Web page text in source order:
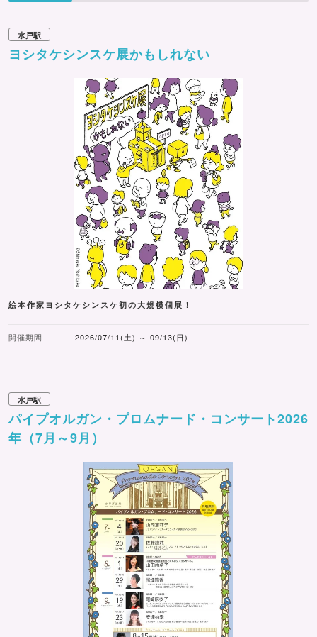
水戸駅
ヨシタケシンスケ展かもしれない
絵本作家ヨシタケシンスケ初の大規模個展！
開催期間 2026/07/11(土) ～ 09/13(日)
水戸駅
パイプオルガン・プロムナード・コンサート2026
年（7月～9月）